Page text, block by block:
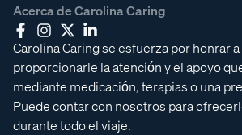
Acerca de Carolina Caring
Carolina Caring se esfuerza por honrar
proporcionarle la atención y el apoyo
mediante medicación, terapias o una
Puede contar con nosotros para
durante todo el viaje.